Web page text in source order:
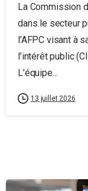
La Commission
dans le secteur
l’AFPC visant à
l’intérêt public
L’équipe...
13 juillet 2026